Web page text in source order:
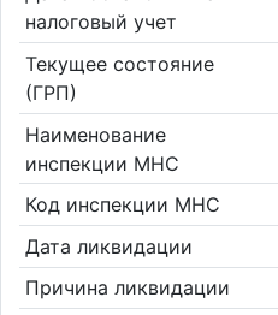
налоговый учет
Текущее состояние
(ГРП)
Наименование
инспекции МНС
Код инспекции МНС
Дата ликвидации
Причина ликвидации